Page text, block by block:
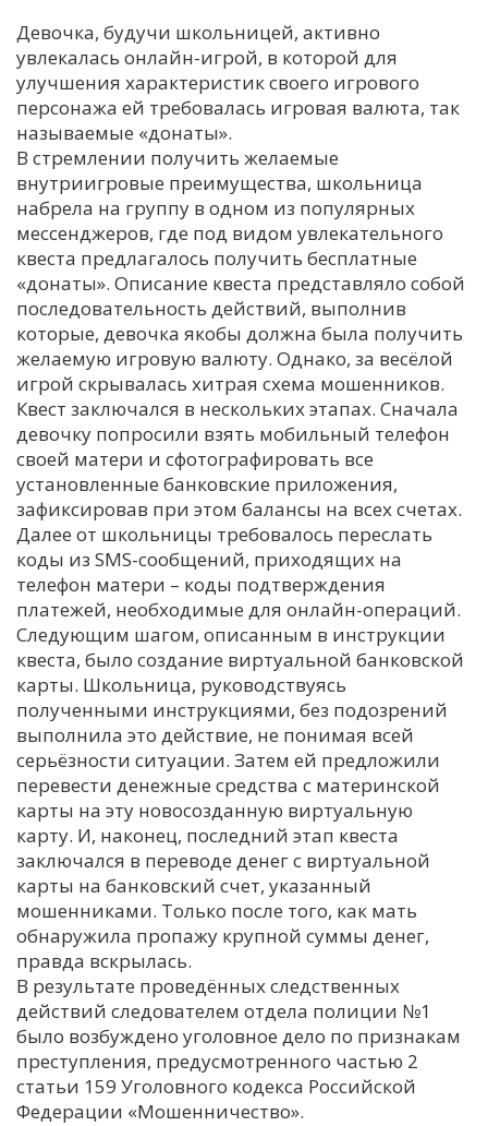
Н
Я
Девочка, будучи школьницей, активно
увлекалась онлайн-игрой, в которой для
улучшения характеристик своего игрового
персонажа ей требовалась игровая валюта, так
называемые «донаты».
В стремлении получить желаемые
внутриигровые преимущества, школьница
набрела на группу в одном из популярных
мессенджеров, где под видом увлекательного
квеста предлагалось получить бесплатные
«донаты». Описание квеста представляло собой
последовательность действий, выполнив
которые, девочка якобы должна была получить
желаемую игровую валюту. Однако, за весёлой
игрой скрывалась хитрая схема мошенников.
Квест заключался в нескольких этапах. Сначала
девочку попросили взять мобильный телефон
своей матери и сфотографировать все
установленные банковские приложения,
зафиксировав при этом балансы на всех счетах.
Далее от школьницы требовалось переслать
коды из SMS-сообщений, приходящих на
телефон матери – коды подтверждения
платежей, необходимые для онлайн-операций.
Следующим шагом, описанным в инструкции
квеста, было создание виртуальной банковской
карты. Школьница, руководствуясь
полученными инструкциями, без подозрений
выполнила это действиe, не понимая всей
серьёзности ситуации. Затем ей предложили
перевести денежные средства с материнской
карты на эту новосозданную виртуальную
карту. И, наконец, последний этап квеста
заключался в переводе денег с виртуальной
карты на банковский счет, указанный
мошенниками. Только после того, как мать
обнаружила пропажу крупной суммы денег,
правда вскрылась.
В результате проведённых следственных
действий следователем отдела полиции №1
было возбуждено уголовное дело по признакам
преступления, предусмотренного частью 2
статьи 159 Уголовного кодекса Российской
Федерации «Мошенничество».